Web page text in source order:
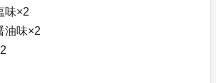
味×2
油味×2